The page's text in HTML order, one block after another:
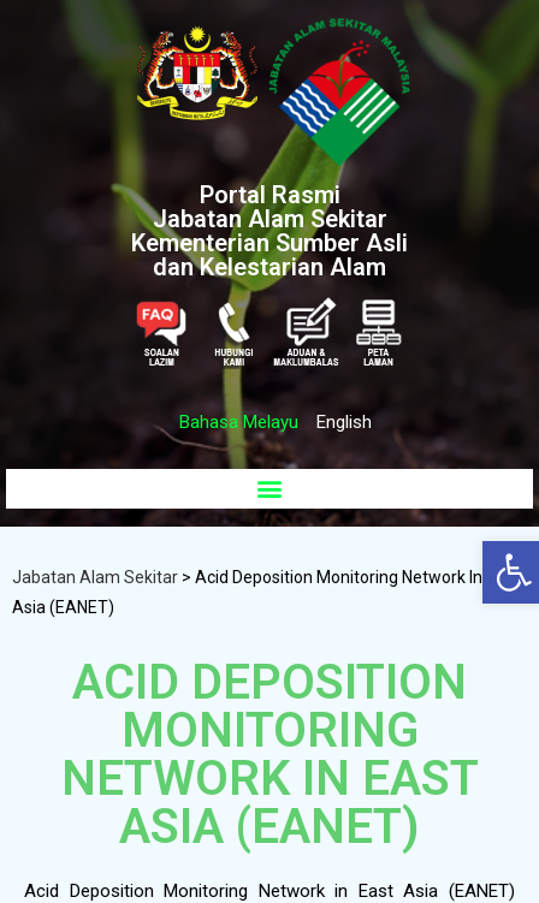
Portal Rasmi
Jabatan Alam Sekitar
Kementerian Sumber Asli
dan Kelestarian Alam
Bahasa Melayu English
Jabatan Alam Sekitar > Acid Deposition Monitoring Network In East
Asia (EANET)
ACID DEPOSITION
MONITORING
NETWORK IN EAST
ASIA (EANET)
Acid Deposition Monitoring Network in East Asia (EANET)